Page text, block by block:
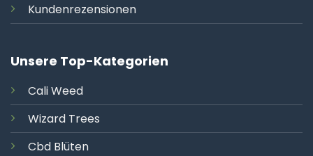
Kundenrezensionen
Unsere Top-Kategorien
CaliWeed
Wizard Trees
Cbd Blüten